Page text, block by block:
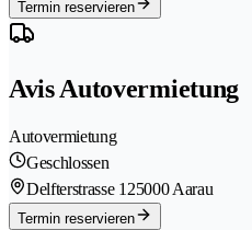
Termin reservieren
Avis Autovermietung
Autovermietung
Geschlossen
Delfterstrasse 125000 Aarau
Termin reservieren